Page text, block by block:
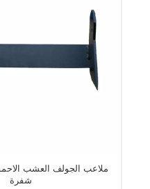
ملاعب الجولف العشب
شفرة